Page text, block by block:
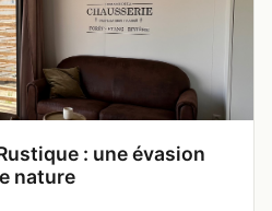
: une évasion
nature